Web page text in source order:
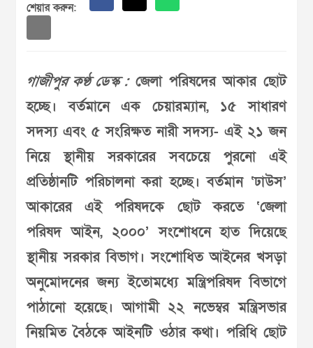
শেয়ার করুন:
গাজীপুর কণ্ঠ ডেস্ক :জেলা পরিষদের আকার ছোট
হচ্ছে। বর্তমানে এক চেয়ারম্যান, ১৫ সাধারণ
সদস্য এবং ৫ সংরিক্ষত নারী সদস্য- এই ২১ জন
নিয়ে স্থানীয় সরকারের সবচেয়ে পুরনো এই
প্রতিষ্ঠানটি পরিচালনা করা হচ্ছে। বর্তমান ‘ঢাউস’
আকারের এই পরিষদকে ছোট করতে ‘জেলা
পরিষদ আইন, ২০০০’ সংশোধনে হাত দিয়েছে
স্থানীয় সরকার বিভাগ। সংশোধিত আইনের খসড়া
অনুমোদনের জন্য ইতোমধ্যে মন্ত্রিপরিষদ বিভাগে
পাঠানো হয়েছে। আগামী ২২ নভেম্বর মন্ত্রিসভার
নিয়মিত বৈঠকে আইনটি ওঠার কথা। পরিধি ছোট